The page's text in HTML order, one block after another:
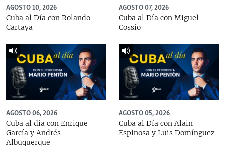
AGOSTO 10, 2026
Cuba al Día con Rolando
Cartaya
AGOSTO 07, 2026
Cuba al Día con Miguel
Cossío
AGOSTO 06, 2026
Cuba al día con Enrique
García y Andrés
Albuquerque
AGOSTO 05, 2026
Cuba al Día con Alain
Espinosa y Luis Domínguez